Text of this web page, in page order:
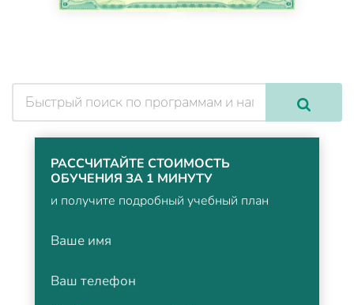
РАССЧИТАЙТЕ СТОИМОСТЬ
ОБУЧЕНИЯ ЗА 1 МИНУТУ
и получите подробный учебный план
Ваше имя
Ваш телефон